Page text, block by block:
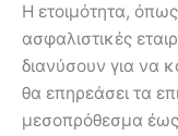
Η ετοιμότητα, όπως
ασφαλιστικές
διανύσουν για να
θα επηρεάσει τα
μεσοπρόθεσμα